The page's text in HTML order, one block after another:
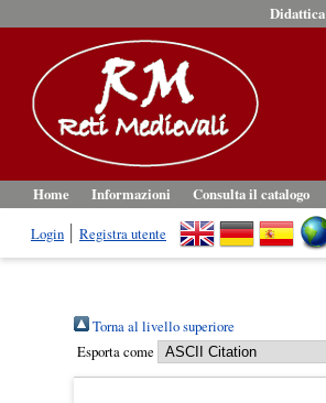
Didattica
Home Informazioni
Consulta il catalogo
Login
Registra utente
Torna al livello superiore
Esporta come